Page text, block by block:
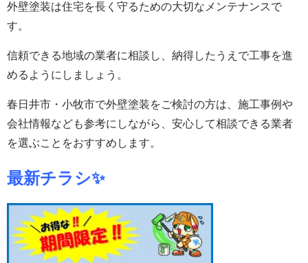
外壁塗装は住宅を長く守るための大切なメンテナンスで
す。
信頼できる地域の業者に相談し、納得したうえで工事を進
めるようにしましょう。
春日井市・小牧市で外壁塗装をご検討の方は、 施工事例や
会社情報なども参考にしながら、安心して相談できる業者
を選ぶことをおすすめします。
最新チラシ✨